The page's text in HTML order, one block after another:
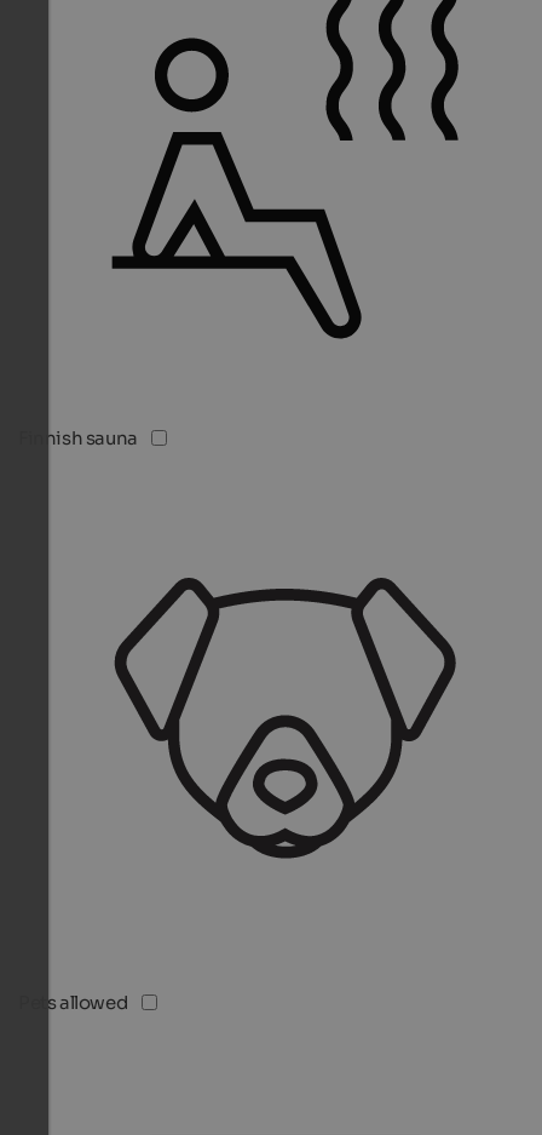
Finnish sauna
Pets allowed